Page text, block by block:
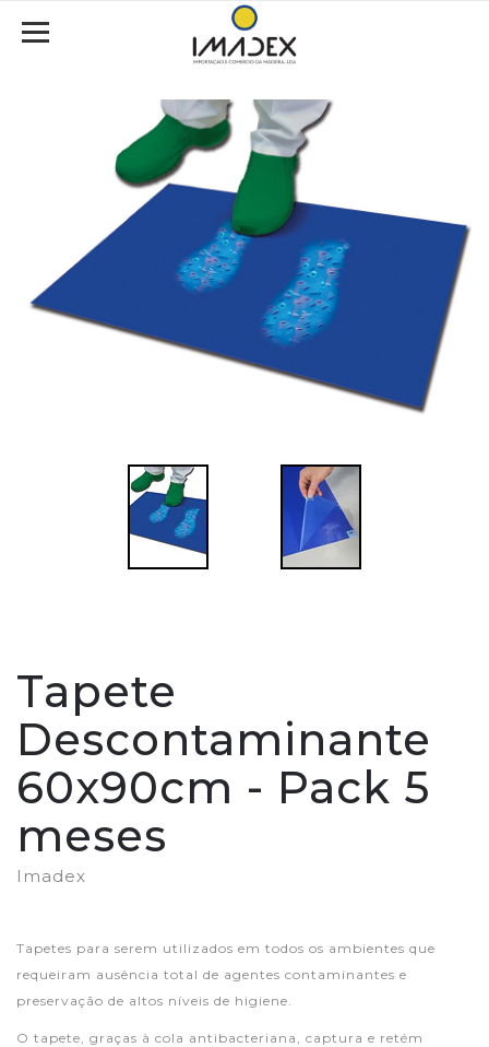
Tapete
Descontaminante
60x90cm - Pack 5
meses
Imadex
Tapetes para serem utilizados em todos os ambientes que
requeiram ausência total de agentes contaminantes e
preservação de altos níveis de higiene.
O tapete, graças à cola antibacteriana, captura e retém